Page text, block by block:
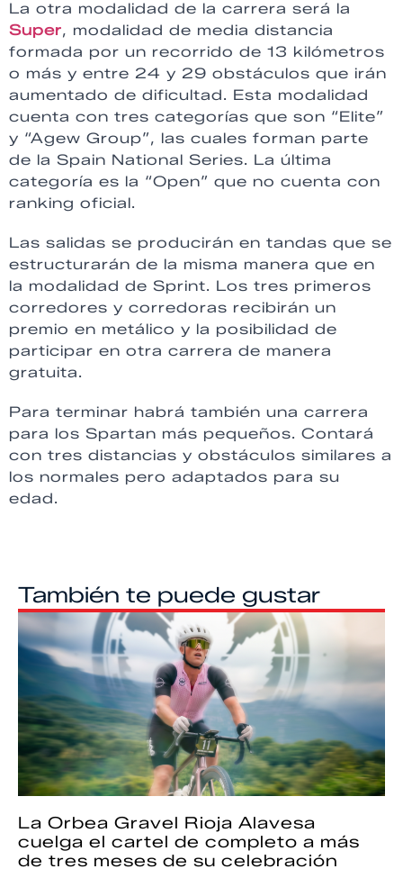
La otra modalidad de la carrera será la
Super, modalidad de media distancia
formada por un recorrido de 13 kilómetros
o más y entre 24 y 29 obstáculos que irán
aumentado de dificultad. Esta modalidad
cuenta con tres categorías que son “Elite”
y “Agew Group”, las cuales forman parte
de la Spain National Series. La última
categoría es la “Open” que no cuenta con
ranking oficial.
Las salidas se producirán en tandas que se
estructurarán de la misma manera que en
la modalidad de Sprint. Los tres primeros
corredores y corredoras recibirán un
premio en metálico y la posibilidad de
participar en otra carrera de manera
gratuita.
Para terminar habrá también una carrera
para los Spartan más pequeños. Contará
con tres distancias y obstáculos similares a
los normales pero adaptados para su
edad.
También te puede gustar
La Orbea Gravel Rioja Alavesa
cuelga el cartel de completo a más
de tres meses de su celebración